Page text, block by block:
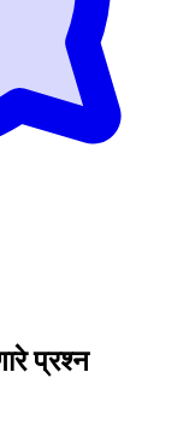
प्रश्न